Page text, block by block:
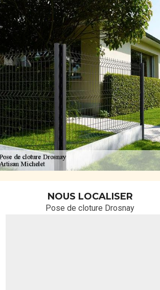
NOUS LOCALISER
Pose de cloture Drosnay